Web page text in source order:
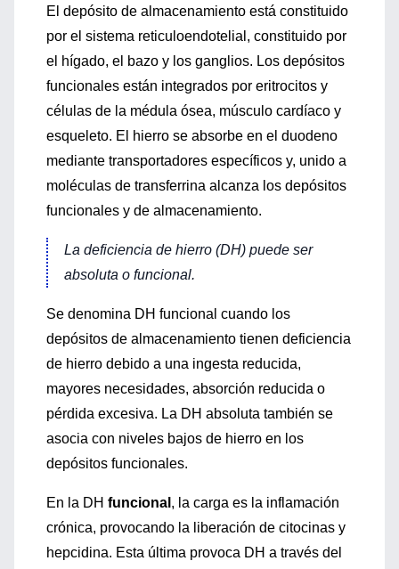
El depósito de almacenamiento está constituido
por el sistema reticuloendotelial, constituido por
el hígado, el bazo y los ganglios. Los depósitos
funcionales están integrados por eritrocitos y
células de la médula ósea, músculo cardíaco y
esqueleto. El hierro se absorbe en el duodeno
mediante transportadores específicos y, unido a
moléculas de transferrina alcanza los depósitos
funcionales y de almacenamiento.
La deficiencia de hierro (DH) puede ser
absoluta o funcional.
Se denomina DH funcional cuando los
depósitos de almacenamiento tienen deficiencia
de hierro debido a una ingesta reducida,
mayores necesidades, absorción reducida o
pérdida excesiva. La DH absoluta también se
asocia con niveles bajos de hierro en los
depósitos funcionales.
En la DH funcional , la carga es la inflamación
crónica, provocando la liberación de citocinas y
hepcidina. Esta última provoca DH a través del